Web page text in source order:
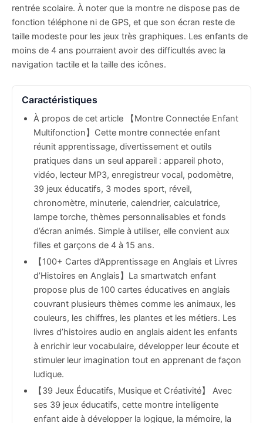
rentrée scolaire. À noter que la montre ne dispose pas de
fonction téléphone ni de GPS, et que son écran reste de
taille modeste pour les jeux très graphiques. Les enfants de
moins de 4 ans pourraient avoir des difficultés avec la
navigation tactile et la taille des icônes.
Caractéristiques
À propos de cet article 【Montre Connectée Enfant
Multifonction】Cette montre connectée enfant
réunit apprentissage, divertissement et outils
pratiques dans un seul appareil : appareil photo,
vidéo, lecteur MP3, enregistreur vocal, podomètre,
39 jeux éducatifs, 3 modes sport, réveil,
chronomètre, minuterie, calendrier, calculatrice,
lampe torche, thèmes personnalisables et fonds
d’écran animés. Simple à utiliser, elle convient aux
filles et garçons de 4 à 15 ans.
【100+ Cartes d’Apprentissage en Anglais et Livres
d’Histoires en Anglais】La smartwatch enfant
propose plus de 100 cartes éducatives en anglais
couvrant plusieurs thèmes comme les animaux, les
couleurs, les chiffres, les plantes et les métiers. Les
livres d’histoires audio en anglais aident les enfants
à enrichir leur vocabulaire, développer leur écoute et
stimuler leur imagination tout en apprenant de façon
ludique.
【39 Jeux Éducatifs, Musique et Créativité】 Avec
ses 39 jeux éducatifs, cette montre intelligente
enfant aide à développer la logique, la mémoire, la